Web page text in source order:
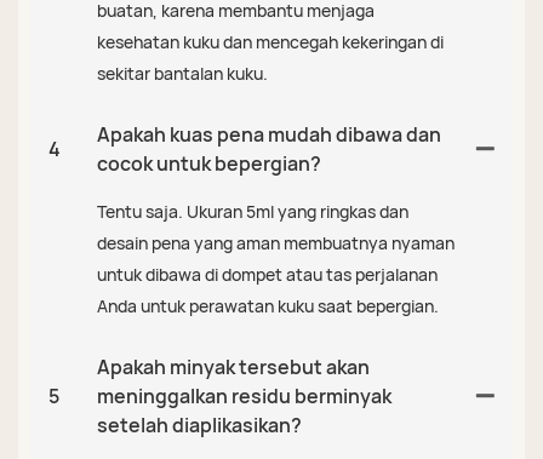
buatan, karena membantu menjaga
kesehatan kuku dan mencegah kekeringan di
sekitar bantalan kuku.
4
Apakah kuas pena mudah dibawa dan
cocok untuk bepergian?
Tentu saja. Ukuran 5ml yang ringkas dan
desain pena yang aman membuatnya nyaman
untuk dibawa di dompet atau tas perjalanan
Anda untuk perawatan kuku saat bepergian.
5
Apakah minyak tersebut akan
meninggalkan residu berminyak
setelah diaplikasikan?